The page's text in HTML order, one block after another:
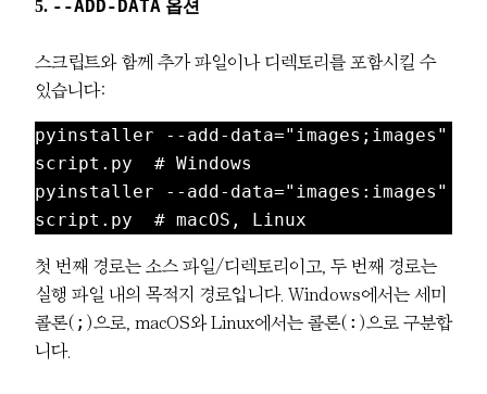
5. --ADD-DATA 옵션
스크립트와 함께 추가 파일이나 디렉토리를 포함시킬 수
있습니다:
pyinstaller --add-data="images;images"
script.py  # Windows
pyinstaller --add-data="images:images"
script.py  # macOS, Linux
첫 번째 경로는 소스 파일/디렉토리이고, 두 번째 경로는
실행 파일 내의 목적지 경로입니다. Windows에서는 세미
콜론( ; )으로, macOS와 Linux에서는 콜론( : )으로 구분합
니다.